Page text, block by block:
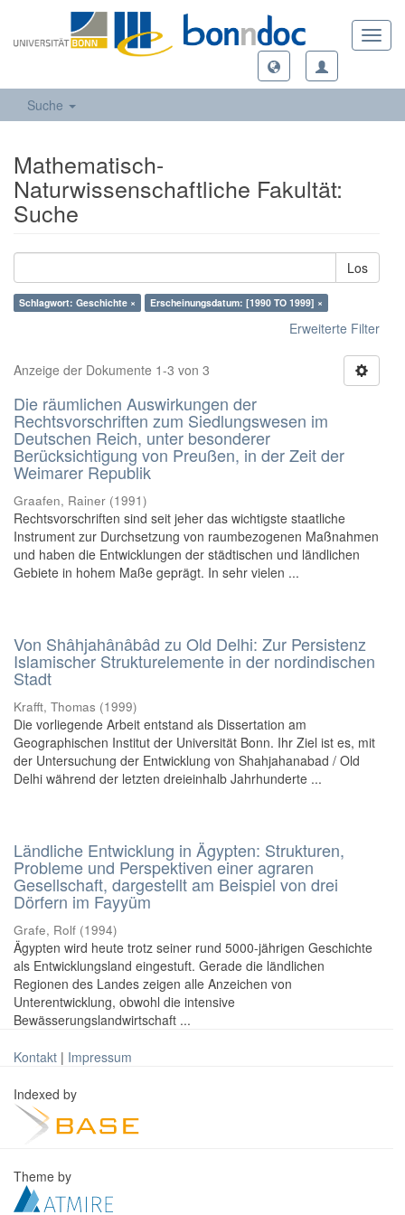
Suche
Mathematisch-
Naturwissenschaftliche Fakultät:
Suche
Los
Schlagwort: Geschichte × Erscheinungsdatum: [1990 TO 1999] ×
Erweiterte Filter
Anzeige der Dokumente 1-3 von 3
Die räumlichen Auswirkungen der
Rechtsvorschriften zum Siedlungswesen im
Deutschen Reich, unter besonderer
Berücksichtigung von Preußen, in der Zeit der
Weimarer Republik
Graafen, Rainer (1991)
Rechtsvorschriften sind seit jeher das wichtigste staatliche
Instrument zur Durchsetzung von raumbezogenen Maßnahmen
und haben die Entwicklungen der städtischen und ländlichen
Gebiete in hohem Maße geprägt. In sehr vielen ...
Von Shâhjahânâbâd zu Old Delhi: Zur Persistenz
Islamischer Strukturelemente in der nordindischen
Stadt
Krafft, Thomas (1999)
Die vorliegende Arbeit entstand als Dissertation am
Geographischen Institut der Universität Bonn. Ihr Ziel ist es, mit
der Untersuchung der Entwicklung von Shahjahanabad / Old
Delhi während der letzten dreieinhalb Jahrhunderte ...
Ländliche Entwicklung in Ägypten: Strukturen,
Probleme und Perspektiven einer agraren
Gesellschaft, dargestellt am Beispiel von drei
Dörfern im Fayyüm
Grafe, Rolf (1994)
Ägypten wird heute trotz seiner rund 5000-jährigen Geschichte
als Entwicklungsland eingestuft. Gerade die ländlichen
Regionen des Landes zeigen alle Anzeichen von
Unterentwicklung, obwohl die intensive
Bewässerungslandwirtschaft ...
Kontakt | Impressum
Indexed by
Theme by